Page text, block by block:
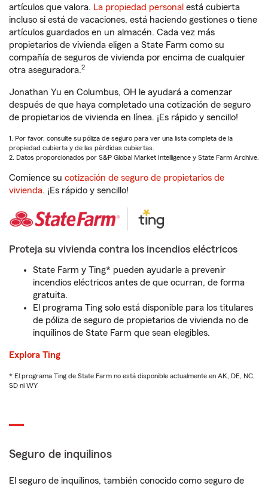
artículos que valora. La propiedad personal está cubierta
incluso si está de vacaciones, está haciendo gestiones o tiene
artículos guardados en un almacén. Cada vez más
propietarios de vivienda eligen a State Farm como su
compañía de seguros de vivienda por encima de cualquier
otra aseguradora.2
Jonathan Yu en Columbus, OH le ayudará a comenzar
después de que haya completado una cotización de seguro
de propietarios de vivienda en línea. ¡Es rápido y sencillo!
1. Por favor, consulte su póliza de seguro para ver una lista completa de la
propiedad cubierta y de las pérdidas cubiertas.
2. Datos proporcionados por S&P Global Market Intelligence y State Farm Archive.
Comience su cotización de seguro de propietarios de
vivienda. ¡Es rápido y sencillo!
Proteja su vivienda contra los incendios eléctricos
State Farm y Ting* pueden ayudarle a prevenir
incendios eléctricos antes de que ocurran, de forma
gratuita.
El programa Ting solo está disponible para los titulares
de póliza de seguro de propietarios de vivienda no de
inquilinos de State Farm que sean elegibles.
Explora Ting
* El programa Ting de State Farm no está disponible actualmente en AK, DE, NC,
SD ni WY
Seguro de inquilinos
El seguro de inquilinos, también conocido como seguro de